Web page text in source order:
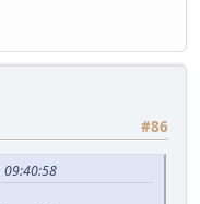
#86
09:40:58